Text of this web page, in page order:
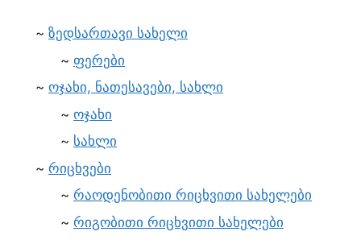
ზედსართავი სახელი
ფერები
ოჯახი, ნათესავები, სახლი
ოჯახი
სახლი
რიცხვები
რაოდენობითი რიცხვითი სახელები
რიგობითი რიცხვითი სახელები